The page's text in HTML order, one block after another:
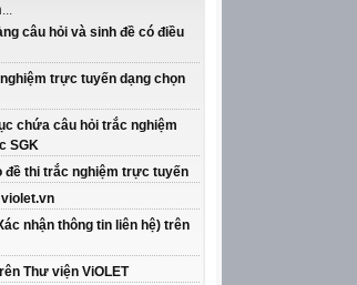
câu hỏi và sinh đề có điều
trực tuyến dạng chọn
chứa câu hỏi trắc nghiệm
SGK
đề thi trắc nghiệm trực tuyến
nhận thông tin liên hệ) trên
Thư viện ViOLET